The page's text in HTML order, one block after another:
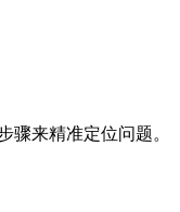
来精准定位问题。